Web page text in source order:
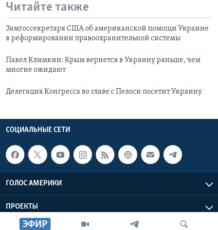
ЭФИР
Читайте также
Замгоссекретаря США об американской помощи Украине
в реформировании правоохранительной системы
Павел Климкин: Крым вернется в Украину раньше, чем
многие ожидают
Делегация Конгресса во главе с Пелоси посетит Украину
СОЦИАЛЬНЫЕ СЕТИ
ГОЛОС АМЕРИКИ
ПРОЕКТЫ